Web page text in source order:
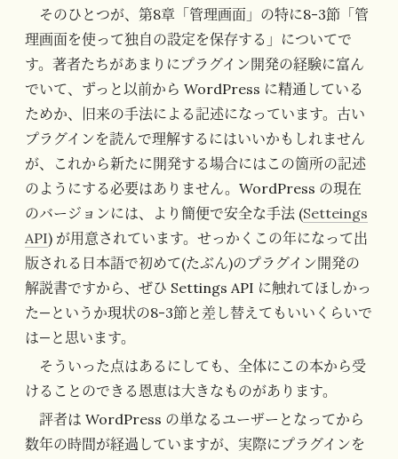
そのひとつが、第8章「管理画面」の特に8-3節「管
理画面を使って独自の設定を保存する」についてで
す。著者たちがあまりにプラグイン開発の経験に富ん
でいて、ずっと以前から WordPress に精通している
ためか、旧来の手法による記述になっています。古い
プラグインを読んで理解するにはいいかもしれません
が、これから新たに開発する場合にはこの箇所の記述
のようにする必要はありません。WordPress の現在
のバージョンには、より簡便で安全な手法 (Setteings
API) が用意されています。せっかくこの年になって出
版される日本語で初めて(たぶん)のプラグイン開発の
解説書ですから、ぜひ Settings API に触れてほしかっ
た—というか現状の8-3節と差し替えてもいいくらいで
は—と思います。
そういった点はあるにしても、全体にこの本から受
けることのできる恩恵は大きなものがあります。
評者は WordPress の単なるユーザーとなってから
数年の時間が経過していますが、実際にプラグインを